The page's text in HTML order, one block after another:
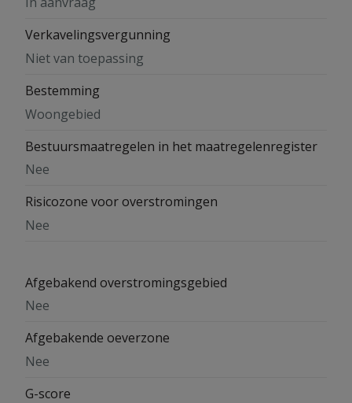
Verkavelingsvergunning
Niet van toepassing
Bestemming
Woongebied
Bestuursmaatregelen in het maatregelenregister
Nee
Risicozone voor overstromingen
Nee
Afgebakend overstromingsgebied
Nee
Afgebakende oeverzone
Nee
G-score